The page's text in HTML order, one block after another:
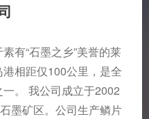
有“石墨之乡”美誉的莱
相距仅100公里，是全
。 我公司成立于2002
墨矿区。公司生产鳞片